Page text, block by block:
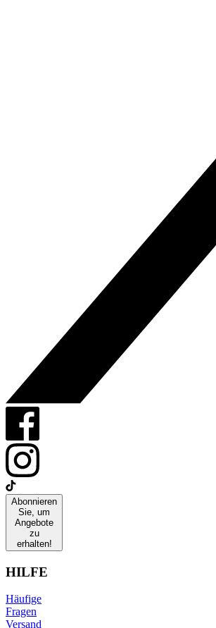
Abonnieren
Sie, um
Angebote
zu
erhalten!
HILFE
Häufige
Fragen
Versand